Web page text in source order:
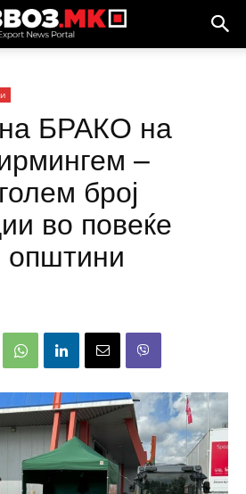
БРАКО на
–
број
во повеќе
општини